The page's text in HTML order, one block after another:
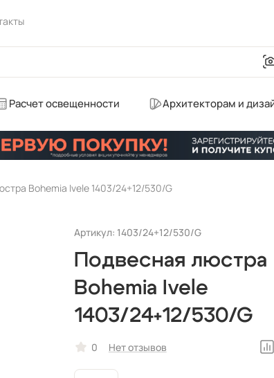
Расчет освещенности Архитекторам и
Bohemia Ivele 1403/24+12/530/G
Артикул: 1403/24+12/530/G
Подвесная люстра
Bohemia Ivele
1403/24+12/530/G
0 Нет отзывов